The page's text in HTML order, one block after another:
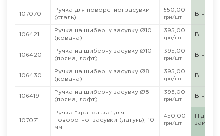
107070
Ручка для поворотної засувки
(сталь)
550,00
грн/шт
В
106421
Ручка на шиберну засувку Ø10
(кована)
395,00
грн/шт
В
106420
Ручка на шиберну засувку Ø10
(пряма, лофт)
395,00
грн/шт
В
106430
Ручка на шиберну засувку Ø8
(кована)
395,00
грн/шт
В
106419
Ручка на шиберну засувку Ø8
(пряма, лофт)
395,00
грн/шт
В
107071
Ручка "крапелька" для
поворотної засувки (латунь), 10
мм
450,00
грн/шт
Під